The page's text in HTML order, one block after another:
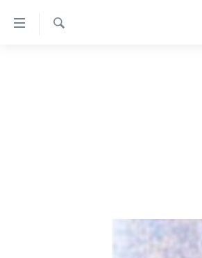
ទៅ​